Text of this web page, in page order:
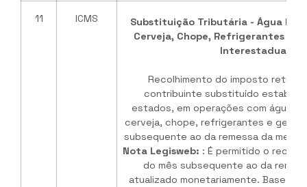
11 ICMS
Substituição Tributária - Água
Cerveja, Chope, Refrigerantes e
Interestaduais
Recolhimento do imposto retido
contribuinte substituído
estados, em operações com água
cerveja, chope, refrigerantes e gelo,
subsequente ao da remessa da
Nota Legisweb: : É permitido o
do mês subsequente ao da
atualizado monetariamente. Base